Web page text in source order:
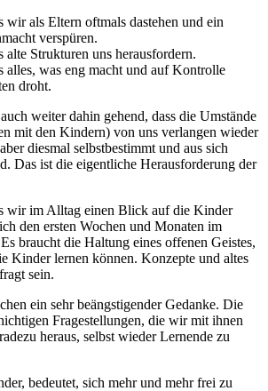
wir als Eltern oftmals dastehen und ein
verspüren.
alte Strukturen uns herausfordern.
alles, was eng macht und auf Kontrolle
droht.
weiter dahin gehend, dass die Umstände
mit den Kindern) von uns verlangen wieder
diesmal selbstbestimmt und aus sich
Das ist die eigentliche Herausforderung der
wir im Alltag einen Blick auf die Kinder
den ersten Wochen und Monaten im
braucht die Haltung eines offenen Geistes,
Kinder lernen können. Konzepte und altes
sein.
ein sehr beängstigender Gedanke. Die
Fragestellungen, die wir mit ihnen
heraus, selbst wieder Lernende zu
bedeutet, sich mehr und mehr frei zu